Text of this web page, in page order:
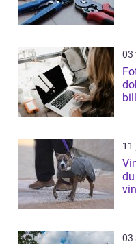
03
11
03